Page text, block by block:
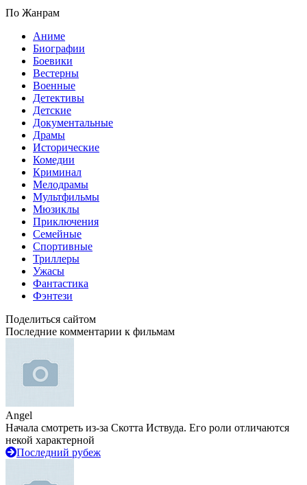
По Жанрам
Аниме
Биографии
Боевики
Вестерны
Военные
Детективы
Детские
Документальные
Драмы
Исторические
Комедии
Криминал
Мелодрамы
Мультфильмы
Мюзиклы
Приключения
Семейные
Спортивные
Триллеры
Ужасы
Фантастика
Фэнтези
Поделиться сайтом
Последние комментарии к фильмам
Angel
Начала смотреть из-за Скотта Иствуда. Его роли отличаются
некой характерной
Последний рубеж